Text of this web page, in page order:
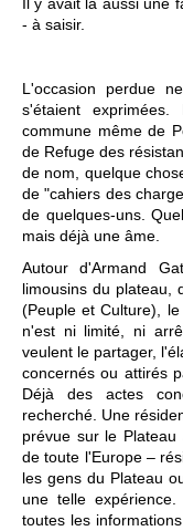
Il y avait là aussi une
- à saisir.
L'occasion perdue
s'étaient
commune même de
de Refuge des
de nom, quelque
de "cahiers des
de quelques-uns.
mais déjà une âme.
Autour d'Armand
limousins du plateau,
(Peuple et Culture),
n'est ni limité, ni
veulent le partager,
concernés ou attirés
Déjà des actes
recherché. Une
prévue sur le
de toute l'Europe –
les gens du Plateau
une telle
toutes les